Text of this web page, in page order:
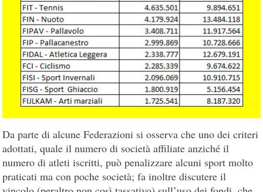
Da parte di alcune Federazioni si osserva che uno dei criteri
adottati, quale il numero di società affiliate anziché il
numero di atleti iscritti, può penalizzare alcuni sport molto
praticati ma con poche società; fa inoltre discutere il